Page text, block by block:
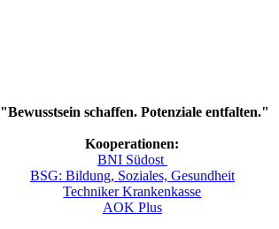
"Bewusstsein schaffen. Potenziale entfalten."
Kooperationen:
BNI Südost
BSG: Bildung, Soziales, Gesundheit
Techniker Krankenkasse
AOK Plus